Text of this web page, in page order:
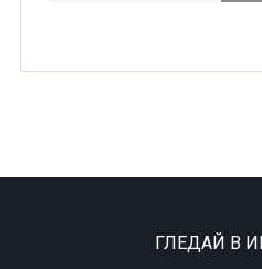
ГЛЕДАЙ В